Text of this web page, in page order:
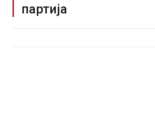
партија